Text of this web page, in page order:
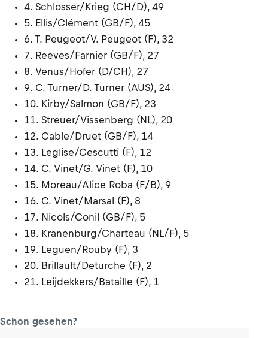
4. Schlosser/Krieg (CH/D), 49
5. Ellis/Clément (GB/F), 45
6. T. Peugeot/V. Peugeot (F), 32
7. Reeves/Farnier (GB/F), 27
8. Venus/Hofer (D/CH), 27
9. C. Turner/D. Turner (AUS), 24
10. Kirby/Salmon (GB/F), 23
11. Streuer/Vissenberg (NL), 20
12. Cable/Druet (GB/F), 14
13. Leglise/Cescutti (F), 12
14. C. Vinet/G. Vinet (F), 10
15. Moreau/Alice Roba (F/B), 9
16. C. Vinet/Marsal (F), 8
17. Nicols/Conil (GB/F), 5
18. Kranenburg/Charteau (NL/F), 5
19. Leguen/Rouby (F), 3
20. Brillault/Deturche (F), 2
21. Leijdekkers/Bataille (F), 1
Schon gesehen?